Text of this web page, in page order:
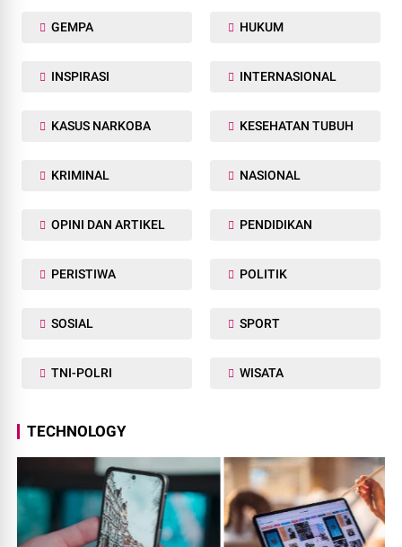
GEMPA HUKUM
INSPIRASI INTERNASIONAL
KASUS NARKOBA KESEHATAN TUBUH
KRIMINAL NASIONAL
OPINI DAN ARTIKEL PENDIDIKAN
PERISTIWA POLITIK
SOSIAL SPORT
TNI-POLRI WISATA
TECHNOLOGY